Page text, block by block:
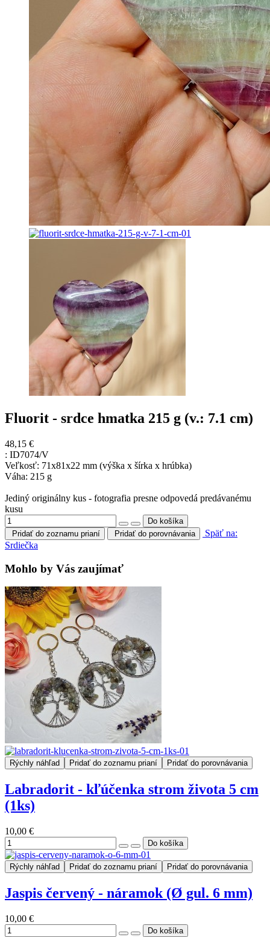
Fluorit - srdce hmatka 215 g (v.: 7.1 cm)
48,15 €
: ID7074/V
Veľkosť: 71x81x22 mm (výška x šírka x hrúbka)
Váha: 215 g
Jediný originálny kus - fotografia presne odpovedá predávanému
kusu
Pridať do zoznamu prianí Pridať do porovnávania
Späť na:
Srdiečka
Mohlo by Vás zaujímať
Rýchly náhľad Pridať do zoznamu prianí Pridať do porovnávania
Labradorit - kľúčenka strom života 5 cm
(1ks)
10,00 €
Rýchly náhľad Pridať do zoznamu prianí Pridať do porovnávania
Jaspis červený - náramok (Ø gul. 6 mm)
10,00 €